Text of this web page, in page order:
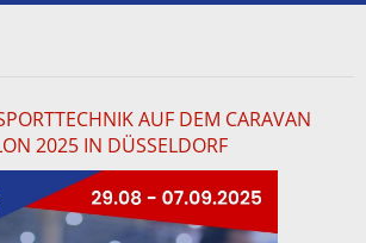
AUF DEM CARAVAN
2025 IN DÜSSELDORF